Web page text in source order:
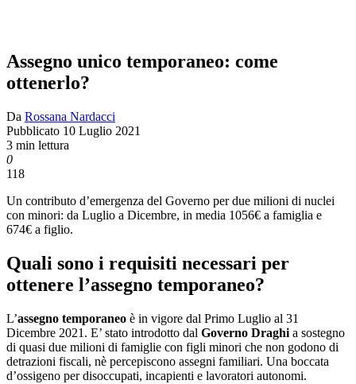
Assegno unico temporaneo: come
ottenerlo?
Da Rossana Nardacci
Pubblicato 10 Luglio 2021
3 min lettura
0
118
Un contributo d’emergenza del Governo per due milioni di nuclei
con minori: da Luglio a Dicembre, in media 1056€ a famiglia e
674€ a figlio.
Quali sono i requisiti necessari per
ottenere l’assegno temporaneo?
L’assegno temporaneo è in vigore dal Primo Luglio al 31
Dicembre 2021. E’ stato introdotto dal Governo Draghi a sostegno
di quasi due milioni di famiglie con figli minori che non godono di
detrazioni fiscali, nè percepiscono assegni familiari. Una boccata
d’ossigeno per disoccupati, incapienti e lavoratori autonomi.